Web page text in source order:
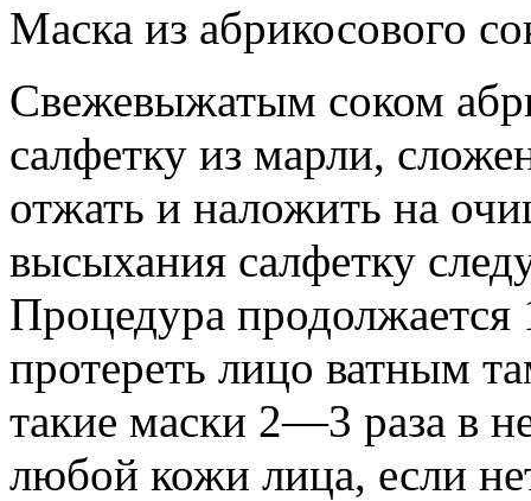
Маска из абрикосового
Свежевыжатым соком
салфетку из марли,
отжать и наложить на
высыхания салфетку
Процедура
протереть лицо ватным
такие маски 2—3 раза в
любой кожи лица, если